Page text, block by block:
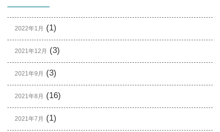
2022年1月 (1)
2021年12月 (3)
2021年9月 (3)
2021年8月 (16)
2021年7月 (1)